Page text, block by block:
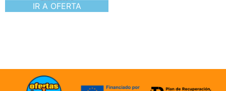
IR A OFERTA